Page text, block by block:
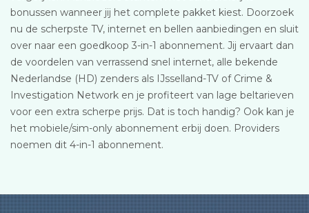
bonussen wanneer jij het complete pakket kiest. Doorzoek
nu de scherpste TV, internet en bellen aanbiedingen en sluit
over naar een goedkoop 3-in-1 abonnement. Jij ervaart dan
de voordelen van verrassend snel internet, alle bekende
Nederlandse (HD) zenders als IJsselland-TV of Crime &
Investigation Network en je profiteert van lage beltarieven
voor een extra scherpe prijs. Dat is toch handig? Ook kan je
het mobiele/sim-only abonnement erbij doen. Providers
noemen dit 4-in-1 abonnement.